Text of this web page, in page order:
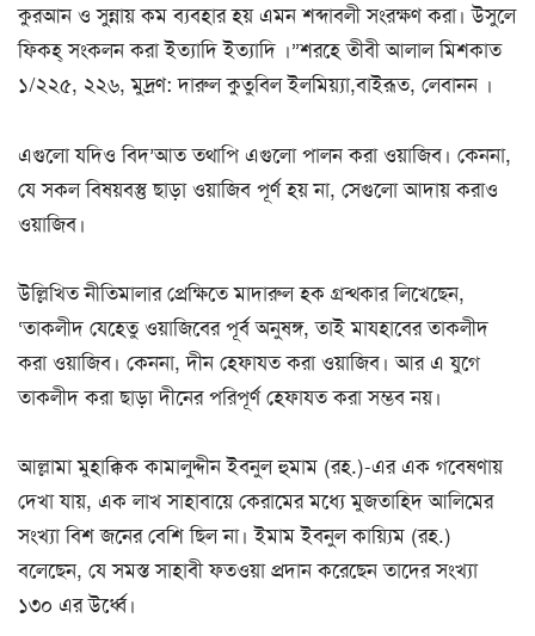
কুরআন ও সুন্নায় কম ব্যবহার হয় এমন শব্দাবলী সংরক্ষণ করা। উসুলে
ফিকহ্ সংকলন করা ইত্যাদি ইত্যাদি ।”শরহে তীবী আলাল মিশকাত
১/২২৫, ২২৬, মুদ্রণ: দারুল কুতুবিল ইলমিয়্যা,বাইরূত, লেবানন ।
এগুলো যদিও বিদ’আত তথাপি এগুলো পালন করা ওয়াজিব। কেননা,
যে সকল বিষয়বস্তু ছাড়া ওয়াজিব পূর্ণ হয় না, সেগুলো আদায় করাও
ওয়াজিব।
উল্লিখিত নীতিমালার প্রেক্ষিতে মাদারুল হক গ্রন্থকার লিখেছেন,
‘তাকলীদ যেহেতু ওয়াজিবের পূর্ব অনুষঙ্গ, তাই মাযহাবের তাকলীদ
করা ওয়াজিব। কেননা, দীন হেফাযত করা ওয়াজিব। আর এ যুগে
তাকলীদ করা ছাড়া দীনের পরিপূর্ণ হেফাযত করা সম্ভব নয়।
আল্লামা মুহাক্কিক কামালুদ্দীন ইবনুল হুমাম (রহ.)-এর এক গবেষণায়
দেখা যায়, এক লাখ সাহাবায়ে কেরামের মধ্যে মুজতাহিদ আলিমের
সংখ্যা বিশ জনের বেশি ছিল না। ইমাম ইবনুল কায়্যিম (রহ.)
বলেছেন, যে সমস্ত সাহাবী ফতওয়া প্রদান করেছেন তাদের সংখ্যা
১৩০ এর উর্ধ্বে।